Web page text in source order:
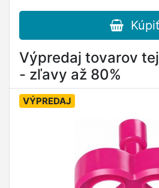
Kúpiť
Výpredaj tovarov
- zľavy až 80%
VÝPREDAJ